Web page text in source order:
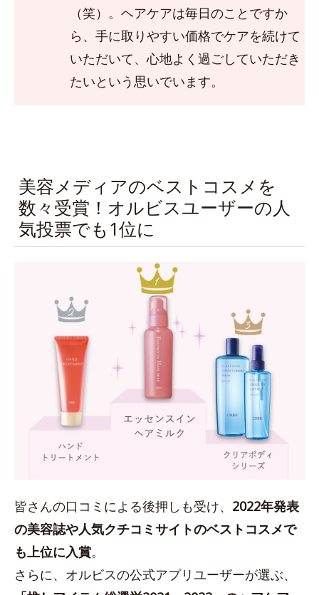
（笑）。ヘアケアは毎日のことですか
ら、手に取りやすい価格でケアを続けて
いただいて、心地よく過ごしていただき
たいという思いでいます。
美容メディアのベストコスメを
数々受賞！オルビスユーザーの人
気投票でも1位に
皆さんの口コミによる後押しも受け、 2022年発表
の美容誌や人気クチコミサイトのベストコスメで
も上位に入賞。
さらに、オルビスの公式アプリユーザーが選ぶ、